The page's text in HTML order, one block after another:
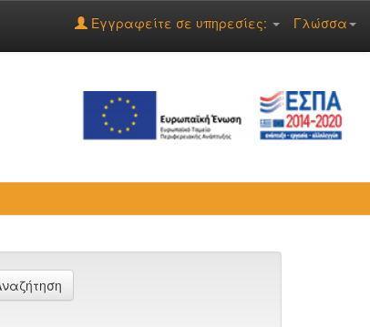
Γλώσσα
Εγγραφείτε σε υπηρεσίες: